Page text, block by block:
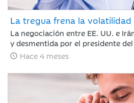
La tregua frena la volatilidad
La negociación entre EE. UU. e
y desmentida por el presidente
suficiente para calmar a los
Santamaría de Area de Negocio,
sigue marcada por la guerra de
Hace 4 meses